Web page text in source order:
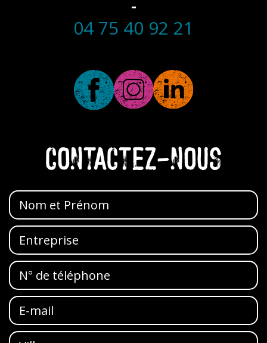
-
04 75 40 92 21
CONTACTEZ-NOUS